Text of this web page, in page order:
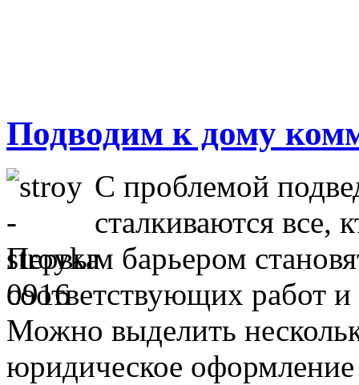
Подводим к дому
С проблемой
сталкиваются все,
Первым барьером
соответствующих работ
Можно выделить
юридическое